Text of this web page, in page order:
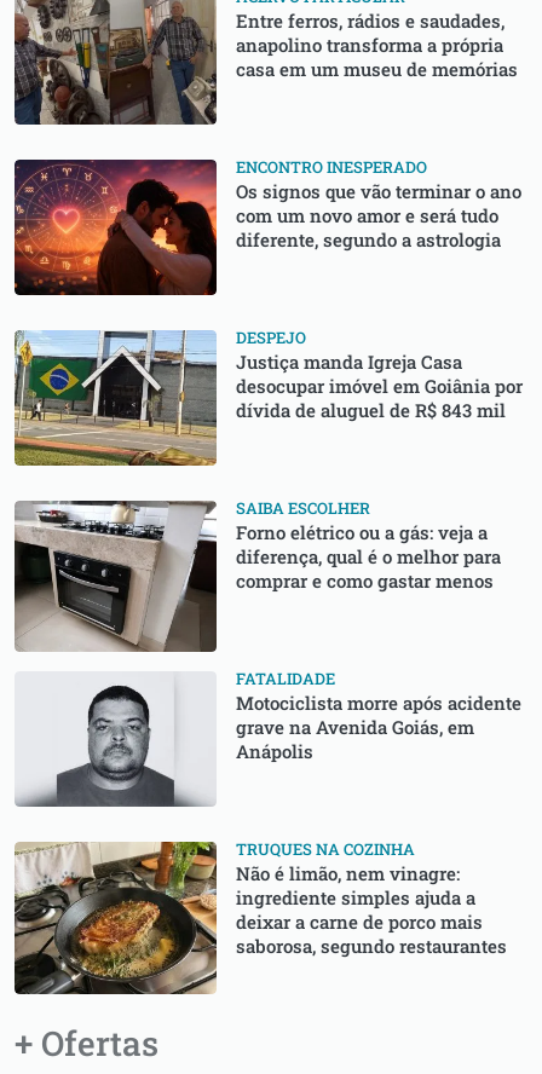
Entre ferros, rádios e saudades,
anapolino transforma a própria
casa em um museu de memórias
ENCONTRO INESPERADO
Os signos que vão terminar o ano
com um novo amor e será tudo
diferente, segundo a astrologia
DESPEJO
Justiça manda Igreja Casa
desocupar imóvel em Goiânia por
dívida de aluguel de R$ 843 mil
SAIBA ESCOLHER
Forno elétrico ou a gás: veja a
diferença, qual é o melhor para
comprar e como gastar menos
FATALIDADE
Motociclista morre após acidente
grave na Avenida Goiás, em
Anápolis
TRUQUES NA COZINHA
Não é limão, nem vinagre:
ingrediente simples ajuda a
deixar a carne de porco mais
saborosa, segundo restaurantes
+ Ofertas